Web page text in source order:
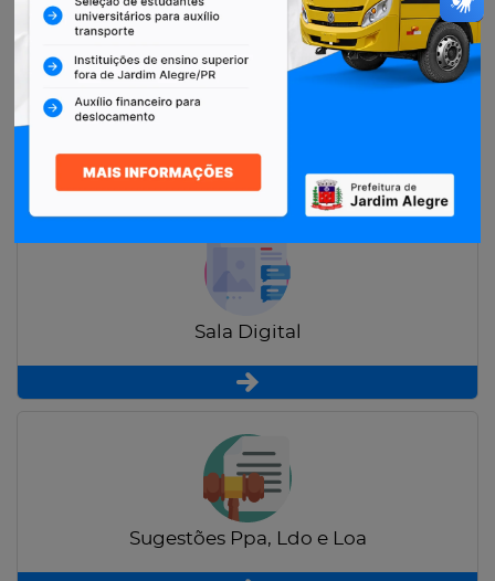
Restituição de Contribuintes
Sala Digital
Sugestões Ppa, Ldo e Loa